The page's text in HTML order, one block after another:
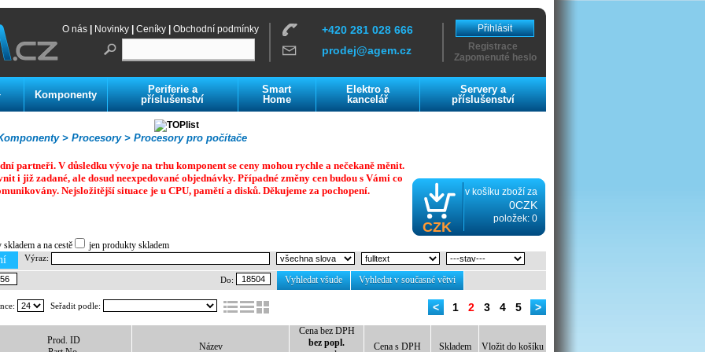
O nás Novinky Ceníky Obchodní podmínky
+420 281 028 666
prodej@agem.cz
Přihlásit
Registrace
Zapomenuté heslo
Komponenty
Periferie a
příslušenství
Smart
Home
Elektro a
kancelář
Servery a
příslušenství
Procesory pro počítače
Procesory >
>
partneři. V důsledku vývoje na trhu komponent se ceny mohou rychle a nečekaně měnit.
i již zadané, ale dosud neexpedované objednávky. Případné změny cen budou s Vámi co
Nejsložitější situace je u CPU, pamětí a disků. Děkujeme za pochopení.
a na cestě jen produkty skladem
CZK
v košíku zboží za
0CZK
položek: 0
Výraz:
Do: Vyhledat v současné větvi
Vyhledat všude
Seřadit podle: < >
1 2 3 4 5
Prod. ID
Název
Cena bez DPH
bez popl.
Cena s DPH Skladem Vložit do košíku